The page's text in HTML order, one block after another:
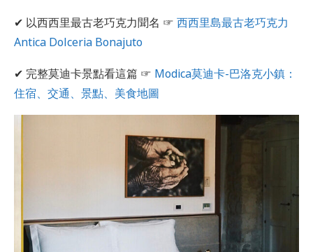
✔ 以西西里最古老巧克力聞名 ☞ 西西里島最古老巧克力
Antica Dolceria Bonajuto
✔ 完整莫迪卡景點看這篇 ☞ Modica莫迪卡-巴洛克小鎮：
住宿、交通、景點、美食地圖